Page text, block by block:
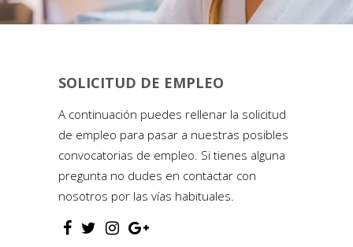
SOLICITUD DE EMPLEO
A continuación puedes rellenar la solicitud
de empleo para pasar a nuestras posibles
convocatorias de empleo. Si tienes alguna
pregunta no dudes en contactar con
nosotros por las vías habituales.